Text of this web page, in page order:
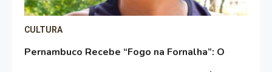
CULTURA
Pernambuco Recebe “Fogo na Fornalha”: O